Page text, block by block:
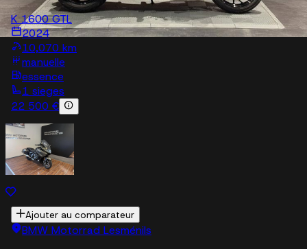
K 1600 GTL
2024
10,070 km
manuelle
essence
1 sieges
22 500 €
Ajouter au comparateur
BMW Motorrad Lesménils